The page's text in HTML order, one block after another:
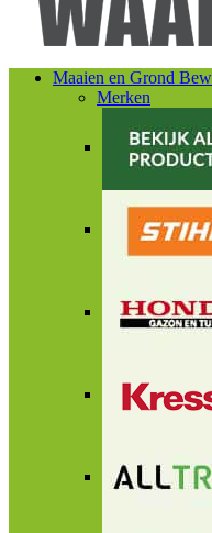
Maaien en Grond
Merken